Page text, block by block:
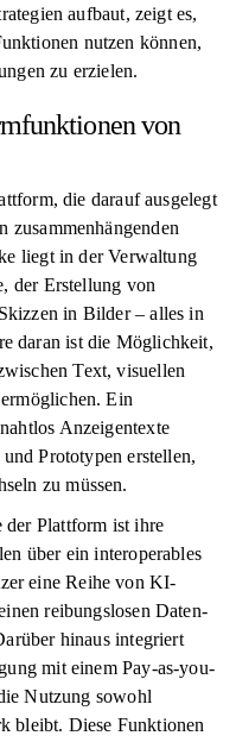
aufbaut, zeigt es,
nutzen können,
zu erzielen.
von
die darauf ausgelegt
zusammenhängenden
liegt in der Verwaltung
der Erstellung von
in Bilder – alles in
daran ist die Möglichkeit,
Text, visuellen
Ein
Anzeigentexte
Prototypen erstellen,
zu müssen.
der Plattform ist ihre
über ein interoperables
eine Reihe von KI-
reibungslosen Daten-
hinaus integriert
mit einem Pay-as-you-
Nutzung sowohl
bleibt. Diese Funktionen